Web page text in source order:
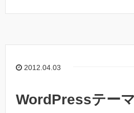
2012.04.03
WordPressテー